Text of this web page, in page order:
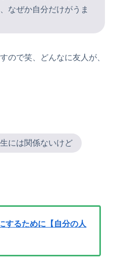
なぜか自分だけがうま
ので笑、どんなに友人が、
には関係ないけど
するために【自分の人